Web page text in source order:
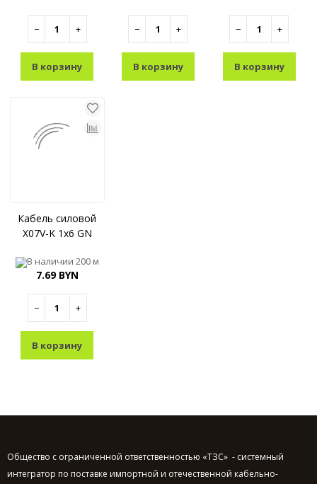
− +
В корзину
− +
В корзину
− +
В корзину
Кабель силовой
X07V-K 1x6 GN
В наличии 200 м
7.69 BYN
− +
В корзину
Общество с ограниченной ответственностью «ТЗС» - системный
интегратор по поставке импортной и отечественной кабельно-